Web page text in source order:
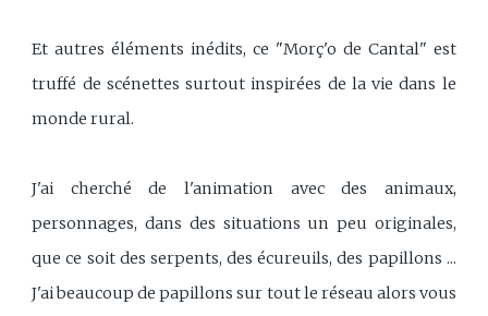
Et autres éléments inédits, ce "Morç'o de Cantal" est
truffé de scénettes surtout inspirées de la vie dans le
monde rural.
J'ai cherché de l'animation avec des animaux,
personnages, dans des situations un peu originales,
que ce soit des serpents, des écureuils, des papillons ...
J'ai beaucoup de papillons sur tout le réseau alors vous